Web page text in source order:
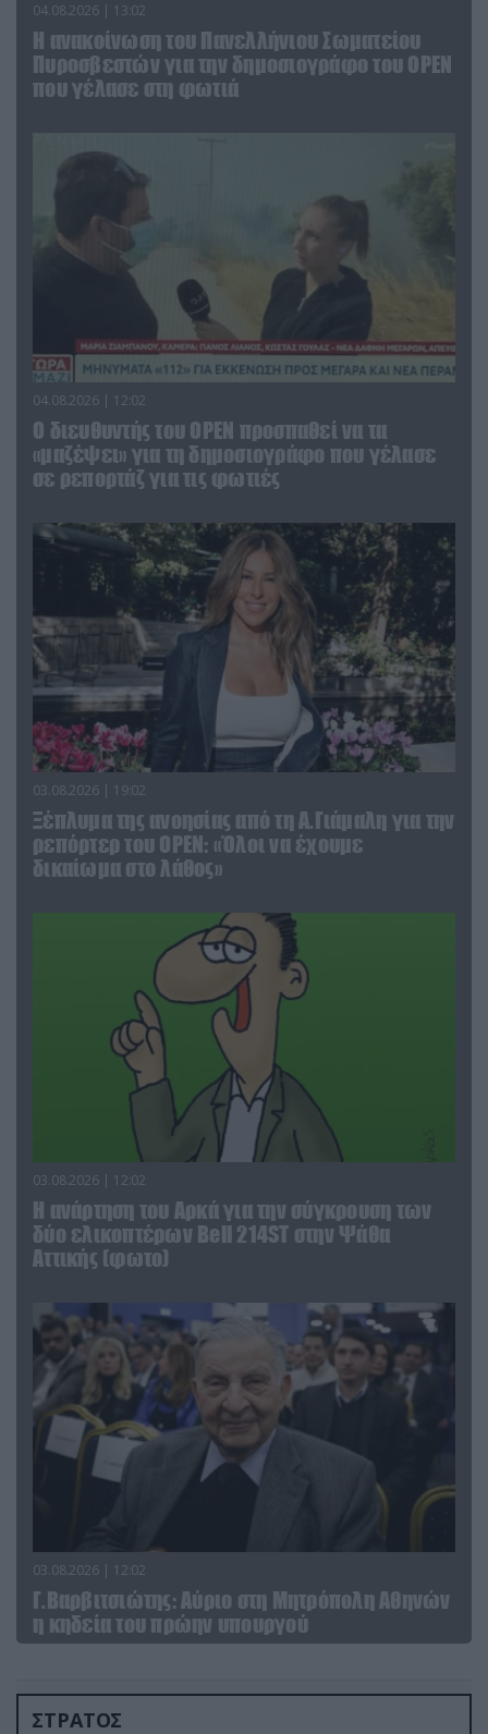
04.08.2026 | 13:02
Η ανακοίνωση του Πανελλήνιου Σωματείου
Πυροσβεστών για την δημοσιογράφο του OPEN
που γέλασε στη φωτιά
04.08.2026 | 12:02
O διευθυντής του OPEN προσπαθεί να τα
«μαζέψει» για τη δημοσιογράφο που γέλασε
σε ρεπορτάζ για τις φωτιές
03.08.2026 | 19:02
Ξέπλυμα της ανοησίας από τη Α.Γιάμαλη για την
ρεπόρτερ του ΟΡΕΝ: «Όλοι να έχουμε
δικαίωμα στο λάθος»
03.08.2026 | 12:02
Η ανάρτηση του Αρκά για την σύγκρουση των
δύο ελικοπτέρων Bell 214ST στην Ψάθα
Αττικής (φωτο)
03.08.2026 | 12:02
Γ.Βαρβιτσιώτης: Aύριο στη Μητρόπολη Αθηνών
η κηδεία του πρώην υπουργού
ΣΤΡΑΤΟΣ